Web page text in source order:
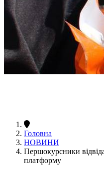
Головна
НОВИНИ
Першокурсники
платформу